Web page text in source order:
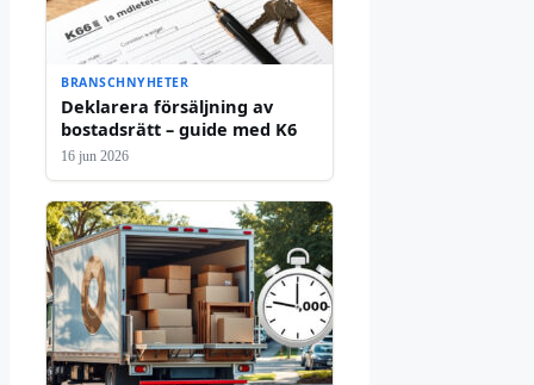
BRANSCHNYHETER
Deklarera försäljning av
bostadsrätt – guide med K6
16 jun 2026